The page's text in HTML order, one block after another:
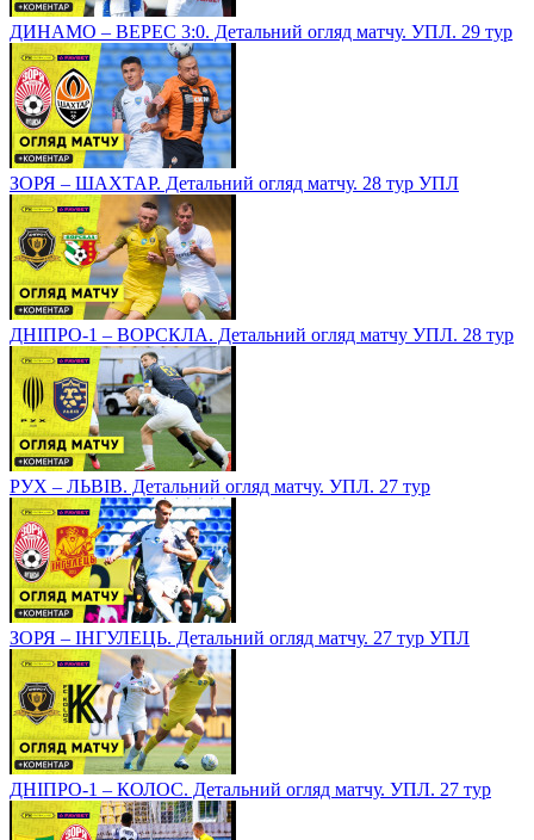
ДИНАМО – ВЕРЕС 3:0. Детальний огляд матчу. УПЛ. 29 тур
ЗОРЯ – ШАХТАР. Детальний огляд матчу. 28 тур УПЛ
ДНІПРО-1 – ВОРСКЛА. Детальний огляд матчу УПЛ. 28 тур
РУХ – ЛЬВІВ. Детальний огляд матчу. УПЛ. 27 тур
ЗОРЯ – ІНГУЛЕЦЬ. Детальний огляд матчу. 27 тур УПЛ
ДНІПРО-1 – КОЛОС. Детальний огляд матчу. УПЛ. 27 тур